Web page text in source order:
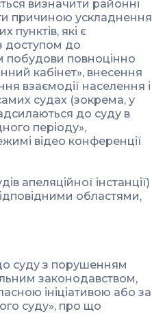
визначити районні
причиною ускладнення
пунктів, які є
доступом до
побудови повноцінно
кабінет», внесення
взаємодії населення і
судах (зокрема, у
до суду в
періоду»,
відео конференції
апеляційної інстанції)
областями,
суду з порушенням
законодавством,
ініціативою або за
суду», про що